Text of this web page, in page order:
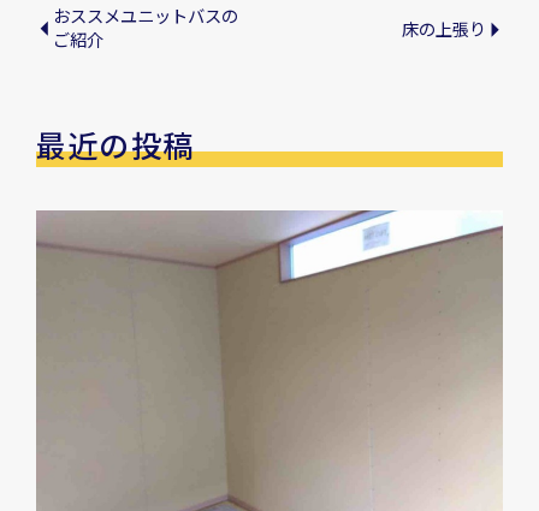
おススメユニットバスの
ご紹介
床の上張り
最近の投稿